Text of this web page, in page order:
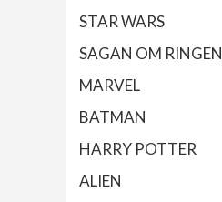
STAR WARS
SAGAN OM RINGEN
MARVEL
BATMAN
HARRY POTTER
ALIEN